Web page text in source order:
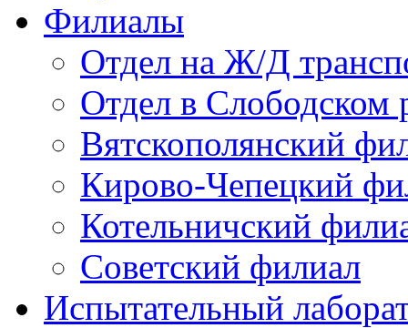
Филиалы
Отдел на Ж/Д
Отдел в Слободском
Вятскополянский
Кирово-Чепецкий
Котельничский
Советский филиал
Испытательный